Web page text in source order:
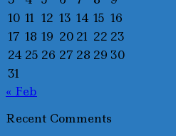
10 11 12 13 14 15 16
17 18 19 20 21 22 23
24 25 26 27 28 29 30
31
« Feb
Recent Comments